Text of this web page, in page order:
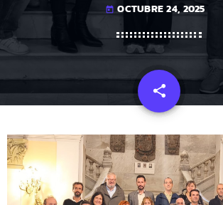
today OCTUBRE 24, 2025
share
email